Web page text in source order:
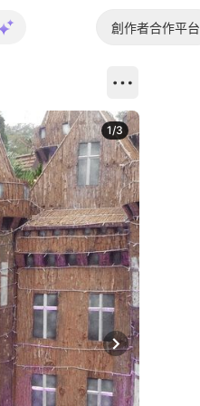
創作者合作平台
Next slide
1/3